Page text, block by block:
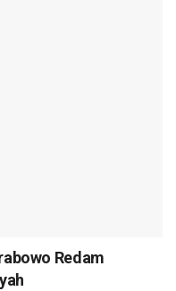
Redam